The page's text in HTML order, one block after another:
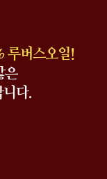
루버스오일!
은
다.